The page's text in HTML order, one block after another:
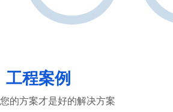
工程案例
的方案才是好的解决方案